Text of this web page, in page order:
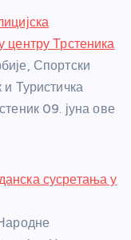
e
st
центру Трстеника
Спортски
и Туристичка
09. јуна ове
сусретања у